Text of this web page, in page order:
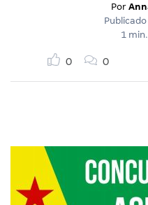
Por
1
0 0